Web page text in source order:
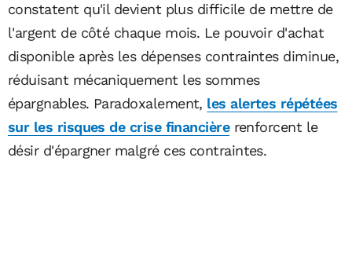
constatent qu'il devient plus difficile de mettre de
l'argent de côté chaque mois. Le pouvoir d'achat
disponible après les dépenses contraintes diminue,
réduisant mécaniquement les sommes
épargnables. Paradoxalement, les alertes répétées
sur les risques de crise financièrerenforcent le
désir d'épargner malgré ces contraintes.